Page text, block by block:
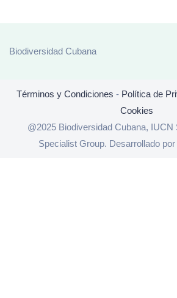
Biodiversidad Cubana
Términos y Condiciones - Política de
Cookies
@2025 Biodiversidad Cubana, IUCN
Specialist Group. Desarrollado por